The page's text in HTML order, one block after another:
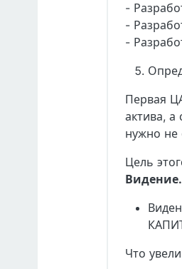
-
-
-
Первая
актива, а
нужно не
Цель
Видение.
Что